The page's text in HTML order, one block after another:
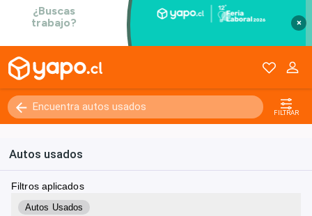
×
FILTRAR
Autos usados
Filtros aplicados
Autos Usados